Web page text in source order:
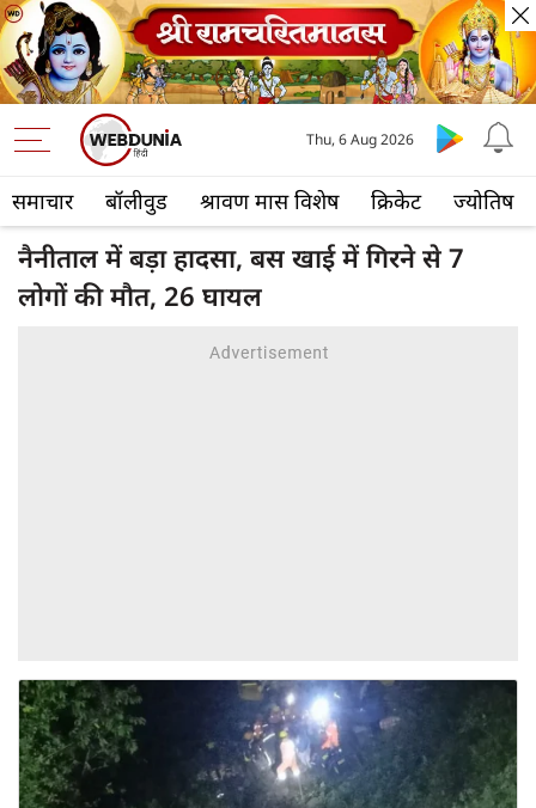
समाचार बॉलीवुड श्रावण मास विशेष क्रिकेट ज्योतिष
Thu, 6 Aug 2026
नैनीताल में बड़ा हादसा, बस खाई में गिरने से 7
लोगों की मौत, 26 घायल